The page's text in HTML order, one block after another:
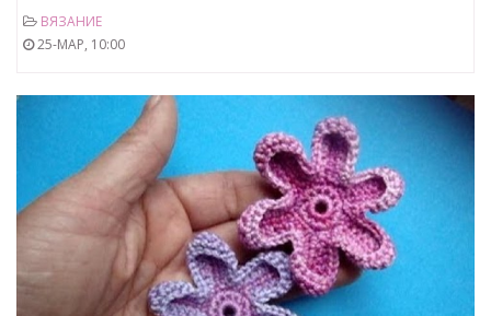
ВЯЗАНИЕ
25-МАР, 10:00